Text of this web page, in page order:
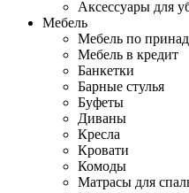
Аксессуары для
Мебель
Мебель по
Мебель в кредит
Банкетки
Барные стулья
Буфеты
Диваны
Кресла
Кровати
Комоды
Матрасы для